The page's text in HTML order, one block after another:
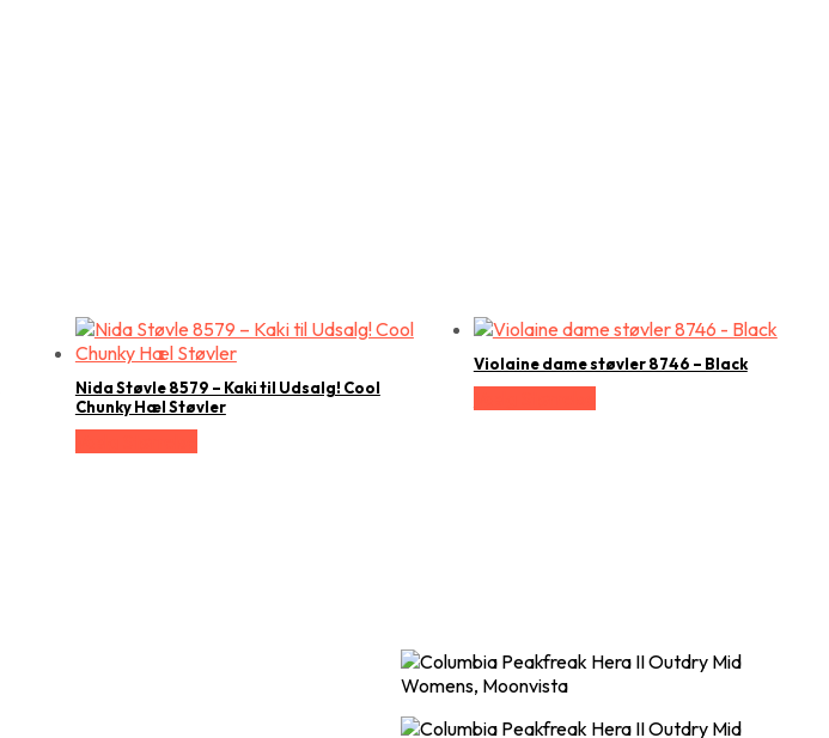
Nida Støvle 8579 – Kaki til Udsalg! Cool
Chunky Hæl Støvler
Violaine dame støvler 8746 – Black